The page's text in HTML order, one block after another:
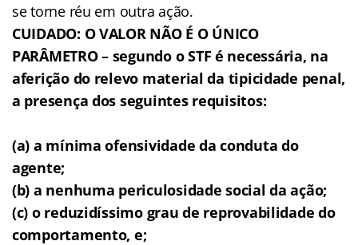
se torne réu em outra ação.
CUIDADO: O VALOR NÃO É O ÚNICO
PARÂMETRO – segundo o STF é necessária, na
aferição do relevo material da tipicidade penal,
a presença dos seguintes requisitos:
(a) a mínima ofensividade da conduta do
agente;
(b) a nenhuma periculosidade social da ação;
(c) o reduzidíssimo grau de reprovabilidade do
comportamento, e;